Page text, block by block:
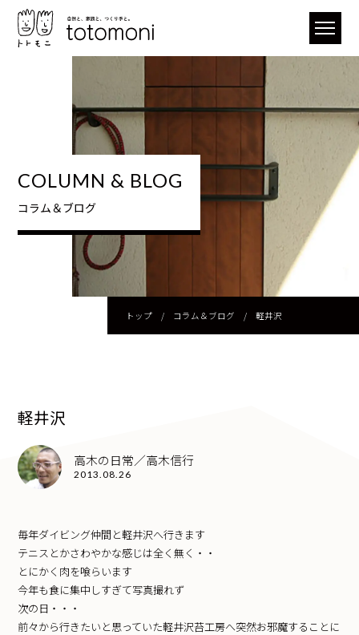
COLUMN & BLOG
コラム＆ブログ
トップ/ コラム＆ブログ / 軽井沢
軽井沢
高木の日常／高木信行
2013.08.26
毎年ダイビング仲間と軽井沢へ行きます
テニスとかさわやかな感じは全く無く・・
とにかく肉を喰らいます
今年も食に集中しすぎて写真撮れず
次の日・・・
前々から行きたいと思っていた軽井沢苔工房へ突然お邪魔することに